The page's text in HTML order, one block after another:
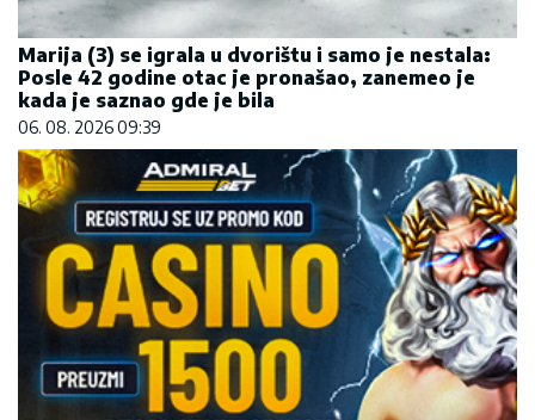
Marija (3) se igrala u dvorištu i samo je nestala:
Posle 42 godine otac je pronašao, zanemeo je
kada je saznao gde je bila
06. 08. 2026 09:39